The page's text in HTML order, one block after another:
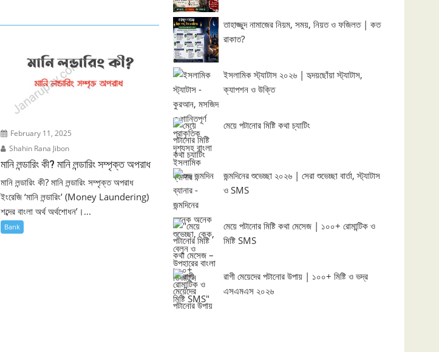
February 11, 2025
Shahin Rana Jibon
মানি লন্ডারিং কী? মানি লন্ডারিং সম্পৃক্ত অপরাধ
মানি লন্ডারিং কী? মানি লন্ডারিং সম্পৃক্ত অপরাধ
ইংরেজি ‘মানি লন্ডারিং’ (Money Laundering)
শব্দের বাংলা অর্থ অর্থশোধন’।...
Bank
তাহাজ্জুদ নামাজের নিয়ম, সময়, নিয়ত ও ফজিলত | কত
রাকাত?
ইসলামিক স্ট্যাটাস ২০২৬ | হৃদয়ছোঁয়া স্ট্যাটাস,
ক্যাপশন ও উক্তি
মেয়ে পটানোর মিষ্টি কথা চ্যাটিং
জন্মদিনের শুভেচ্ছা ২০২৬ | সেরা শুভেচ্ছা বার্তা, স্ট্যাটাস
ও SMS
মেয়ে পটানোর মিষ্টি কথা মেসেজ | ১০০+ রোমান্টিক ও
মিষ্টি SMS
রাগী মেয়েদের পটানোর উপায় | ১০০+ মিষ্টি ও ভদ্র
এসএমএস ২০২৬